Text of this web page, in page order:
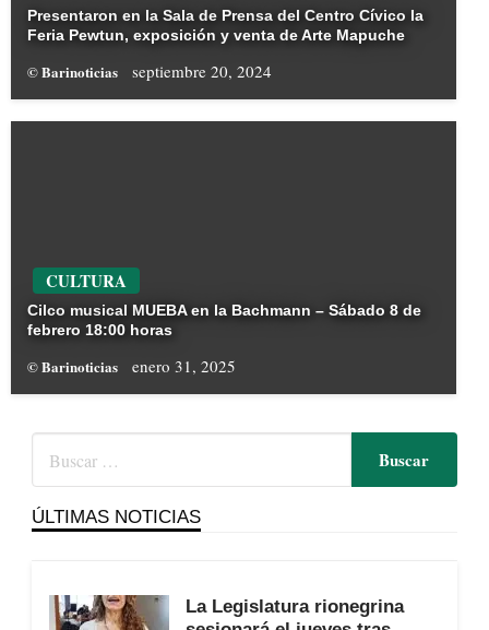
Presentaron en la Sala de Prensa del Centro Cívico la
Feria Pewtun, exposición y venta de Arte Mapuche
© Barinoticias septiembre 20, 2024
CULTURA
Cilco musical MUEBA en la Bachmann – Sábado 8 de
febrero 18:00 horas
© Barinoticias enero 31, 2025
ÚLTIMAS NOTICIAS
La Legislatura rionegrina